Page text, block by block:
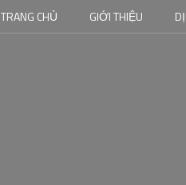
TRANG CHỦ GIỚI THIỆU